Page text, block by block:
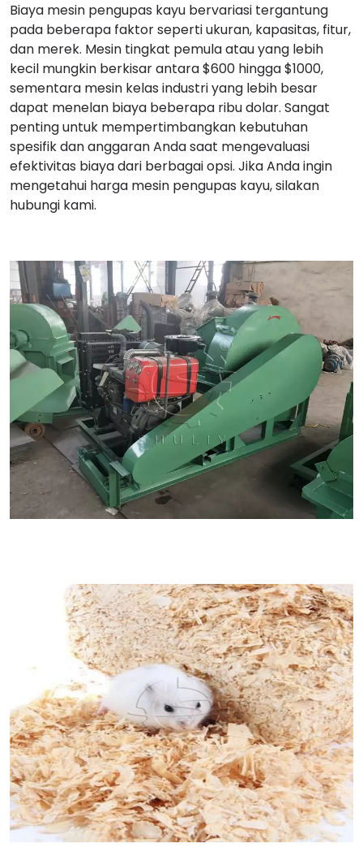
Biaya mesin pengupas kayu bervariasi tergantung
pada beberapa faktor seperti ukuran, kapasitas, fitur,
dan merek. Mesin tingkat pemula atau yang lebih
kecil mungkin berkisar antara $600 hingga $1000,
sementara mesin kelas industri yang lebih besar
dapat menelan biaya beberapa ribu dolar. Sangat
penting untuk mempertimbangkan kebutuhan
spesifik dan anggaran Anda saat mengevaluasi
efektivitas biaya dari berbagai opsi. Jika Anda ingin
mengetahui harga mesin pengupas kayu, silakan
hubungi kami.